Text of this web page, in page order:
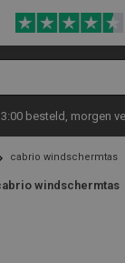
besteld, morgen
cabrio windschermtas
windschermtas